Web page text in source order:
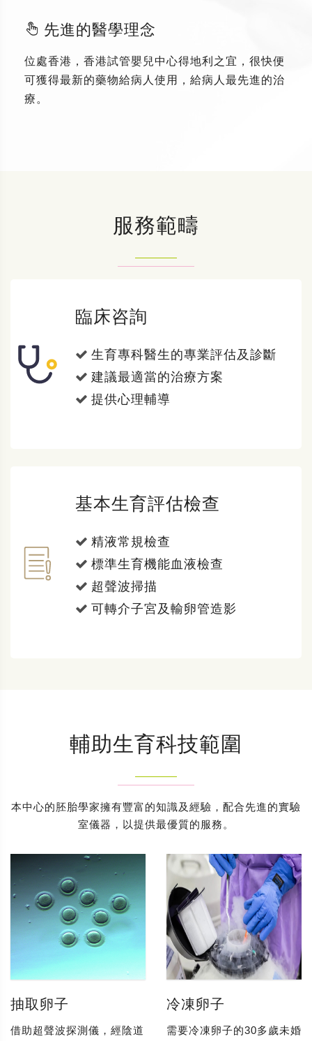
先進的醫學理念
位處香港，香港試管嬰兒中心得地利之宜，很快便
可獲得最新的藥物給病人使用，給病人最先進的治
療。
服務範疇
臨床咨詢
生育專科醫生的專業評估及診斷
建議最適當的治療方案
提供心理輔導
基本生育評估檢查
精液常規檢查
標準生育機能血液檢查
超聲波掃描
可轉介子宮及輸卵管造影
輔助生育科技範圍
本中心的胚胎學家擁有豐富的知識及經驗，配合先進的實驗
室儀器，以提供最優質的服務。
抽取卵子
借助超聲波探測儀，經陰道
冷凍卵子
需要冷凍卵子的30多歲未婚